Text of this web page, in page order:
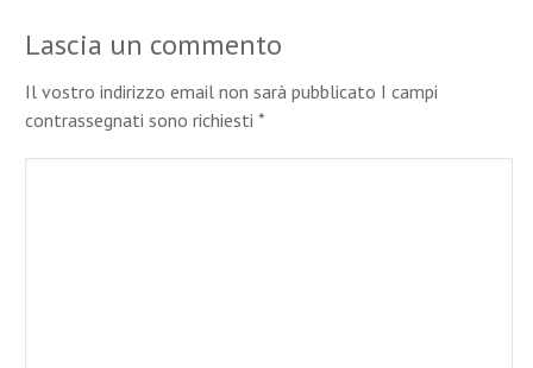
Lascia un commento
Il vostro indirizzo email non sarà pubblicato I campi
contrassegnati sono richiesti*